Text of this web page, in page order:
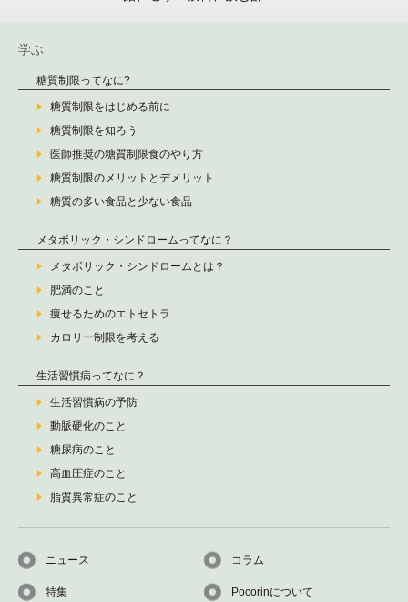
学ぶ
糖質制限ってなに?
糖質制限をはじめる前に
糖質制限を知ろう
医師推奨の糖質制限食のやり方
糖質制限のメリットとデメリット
糖質の多い食品と少ない食品
メタボリック・シンドロームってなに？
メタボリック・シンドロームとは？
肥満のこと
痩せるためのエトセトラ
カロリー制限を考える
生活習慣病ってなに？
生活習慣病の予防
動脈硬化のこと
糖尿病のこと
高血圧症のこと
脂質異常症のこと
ニュース
特集
コラム
Pocorinについて